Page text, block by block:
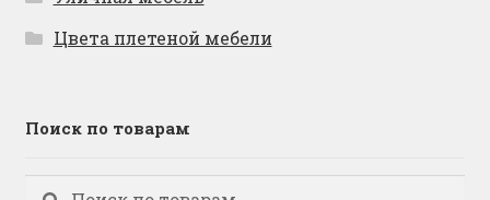
Цвета плетеной мебели
Поиск по товарам
Искать:
Поиск